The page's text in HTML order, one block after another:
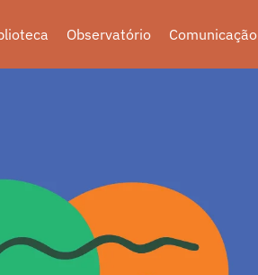
Observatório Comunicação